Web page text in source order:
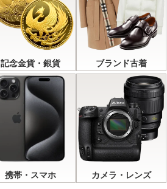
記念金貨・銀貨 ブランド古着
携帯・スマホ カメラ・レンズ